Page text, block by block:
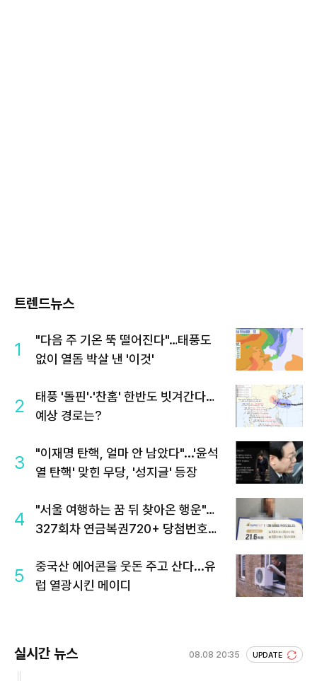
트렌드뉴스
1
"다음 주 기온 뚝 떨어진다"…태풍도
없이 열돔 박살 낸 '이것'
2
태풍 '돌핀'·'찬홈' 한반도 빗겨간다…
예상 경로는?
3
"이재명 탄핵, 얼마 안 남았다"...'윤석
열 탄핵' 맞힌 무당, '성지글' 등장
4
"서울 여행하는 꿈 뒤 찾아온 행운"…
327회차 연금복권720+ 당첨번호조
5
중국산 에어콘을 웃돈 주고 산다...유
럽 열광시킨 메이디
실시간 뉴스 08.08 20:35 UPDATE